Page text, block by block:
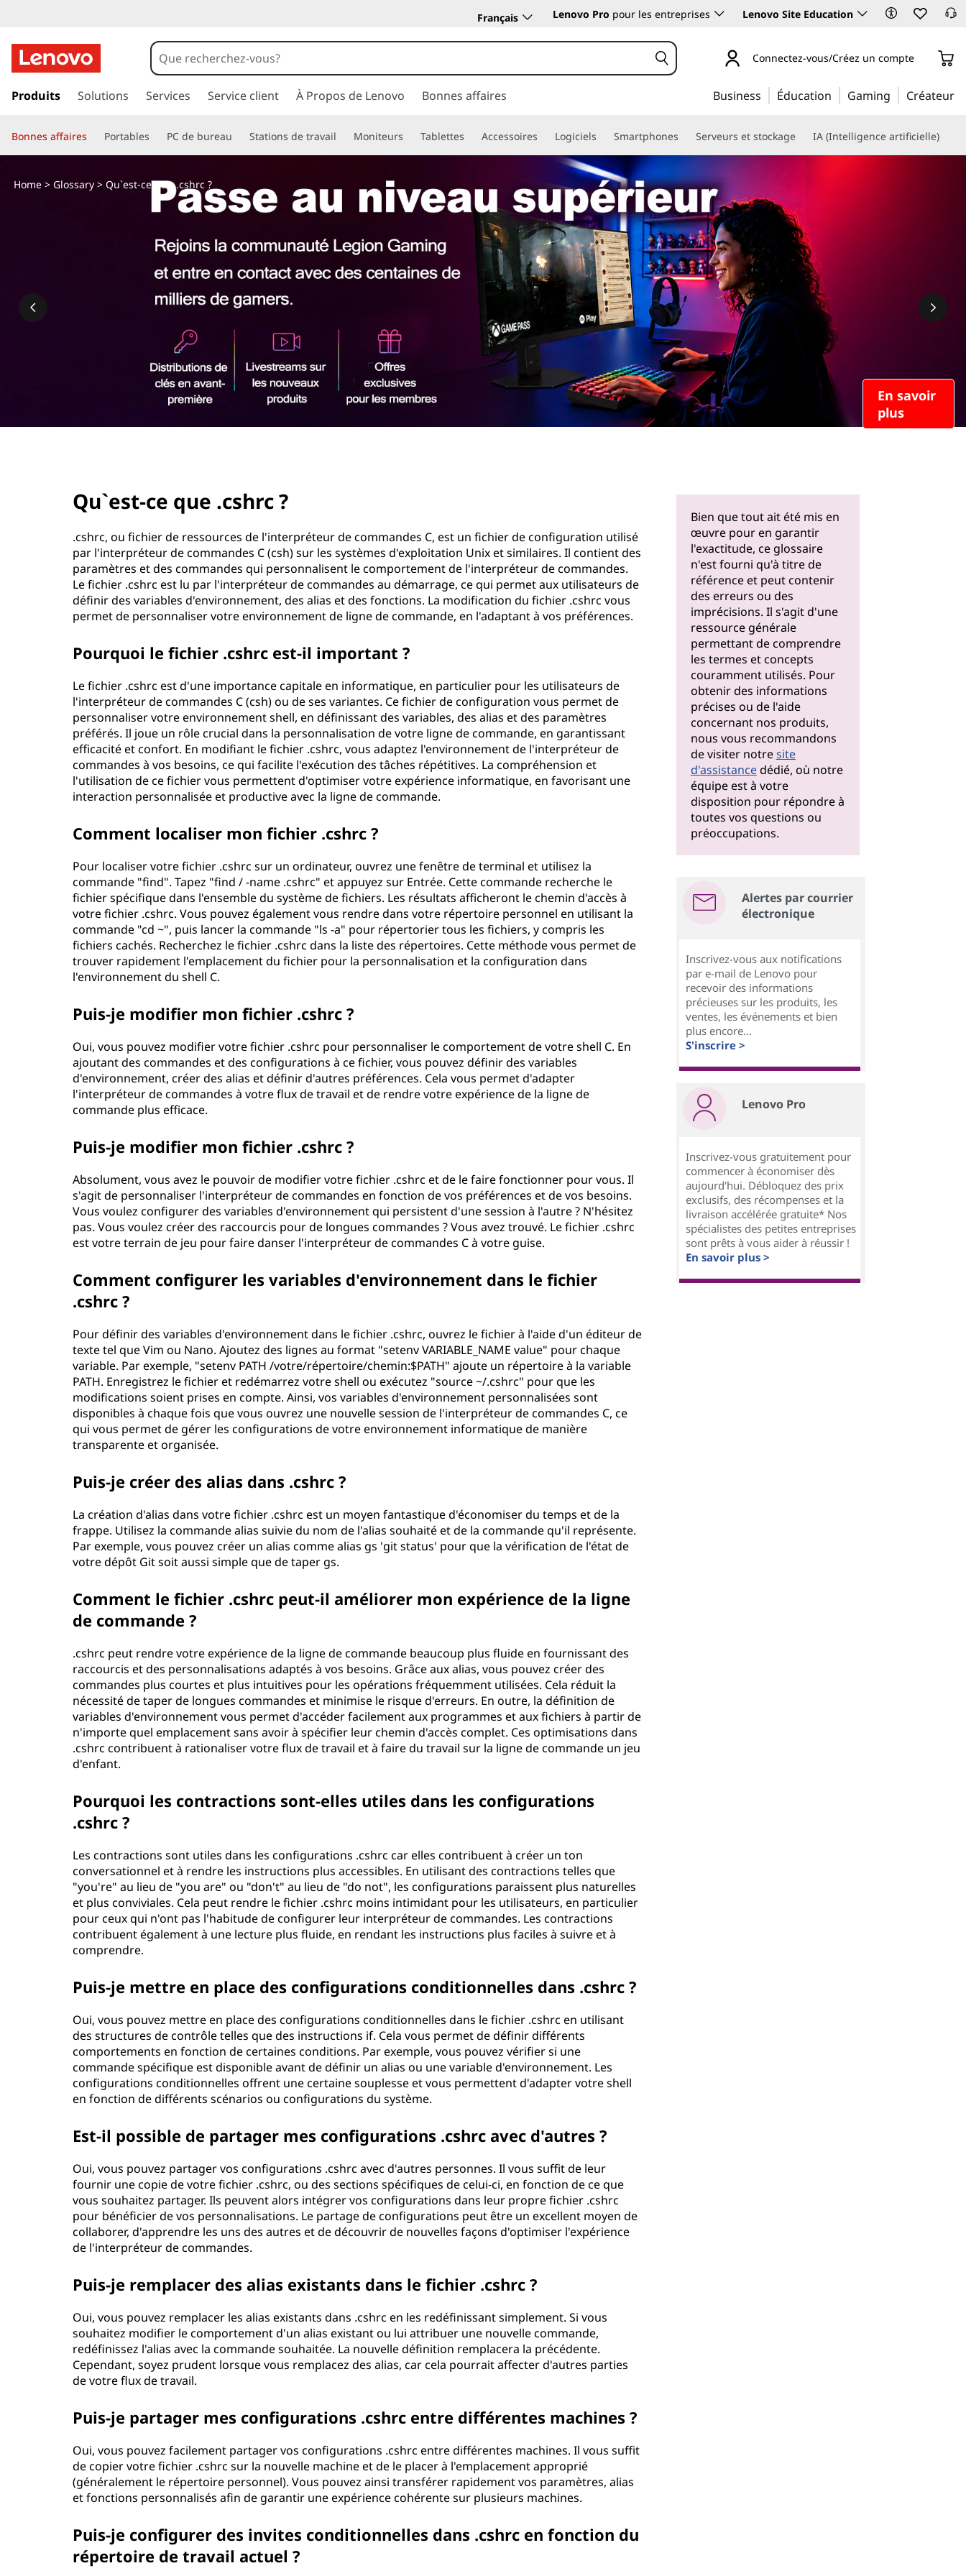
u
e
Français Lenovo Pro pour les entreprises Lenovo Site Education
a
e
r
u
a
Connectez-vous/Créez un compte
Produits Solutions Services Service client À Propos de Lenovo Bonnes affaires Business Éducation Gaming Créateur
Bonnes affaires Portables PC de bureau Stations de travail Moniteurs Tablettes Accessoires Logiciels Smartphones Serveurs et stockage IA (Intelligence artificielle)
En savoir
plus
Home> Glossary> Qu`est-ce que .cshrc ?
Qu`est-ce que .cshrc ?
.cshrc, ou fichier de ressources de l'interpréteur de commandes C, est un fichier de configuration utilisé
par l'interpréteur de commandes C (csh) sur les systèmes d'exploitation Unix et similaires. Il contient des
paramètres et des commandes qui personnalisent le comportement de l'interpréteur de commandes.
Le fichier .cshrc est lu par l'interpréteur de commandes au démarrage, ce qui permet aux utilisateurs de
définir des variables d'environnement, des alias et des fonctions. La modification du fichier .cshrc vous
permet de personnaliser votre environnement de ligne de commande, en l'adaptant à vos préférences.
Pourquoi le fichier .cshrc est-il important ?
Le fichier .cshrc est d'une importance capitale en informatique, en particulier pour les utilisateurs de
l'interpréteur de commandes C (csh) ou de ses variantes. Ce fichier de configuration vous permet de
personnaliser votre environnement shell, en définissant des variables, des alias et des paramètres
préférés. Il joue un rôle crucial dans la personnalisation de votre ligne de commande, en garantissant
efficacité et confort. En modifiant le fichier .cshrc, vous adaptez l'environnement de l'interpréteur de
commandes à vos besoins, ce qui facilite l'exécution des tâches répétitives. La compréhension et
l'utilisation de ce fichier vous permettent d'optimiser votre expérience informatique, en favorisant une
interaction personnalisée et productive avec la ligne de commande.
Comment localiser mon fichier .cshrc ?
Pour localiser votre fichier .cshrc sur un ordinateur, ouvrez une fenêtre de terminal et utilisez la
commande "find". Tapez "find / -name .cshrc" et appuyez sur Entrée. Cette commande recherche le
fichier spécifique dans l'ensemble du système de fichiers. Les résultats afficheront le chemin d'accès à
votre fichier .cshrc. Vous pouvez également vous rendre dans votre répertoire personnel en utilisant la
commande "cd ~", puis lancer la commande "ls -a" pour répertorier tous les fichiers, y compris les
fichiers cachés. Recherchez le fichier .cshrc dans la liste des répertoires. Cette méthode vous permet de
trouver rapidement l'emplacement du fichier pour la personnalisation et la configuration dans
l'environnement du shell C.
Puis-je modifier mon fichier .cshrc ?
Oui, vous pouvez modifier votre fichier .cshrc pour personnaliser le comportement de votre shell C. En
ajoutant des commandes et des configurations à ce fichier, vous pouvez définir des variables
d'environnement, créer des alias et définir d'autres préférences. Cela vous permet d'adapter
l'interpréteur de commandes à votre flux de travail et de rendre votre expérience de la ligne de
commande plus efficace.
Puis-je modifier mon fichier .cshrc ?
Absolument, vous avez le pouvoir de modifier votre fichier .cshrc et de le faire fonctionner pour vous. Il
s'agit de personnaliser l'interpréteur de commandes en fonction de vos préférences et de vos besoins.
Vous voulez configurer des variables d'environnement qui persistent d'une session à l'autre ? N'hésitez
pas. Vous voulez créer des raccourcis pour de longues commandes ? Vous avez trouvé. Le fichier .cshrc
est votre terrain de jeu pour faire danser l'interpréteur de commandes C à votre guise.
Comment configurer les variables d'environnement dans le fichier
.cshrc ?
Pour définir des variables d'environnement dans le fichier .cshrc, ouvrez le fichier à l'aide d'un éditeur de
texte tel que Vim ou Nano. Ajoutez des lignes au format "setenv VARIABLE_NAME value" pour chaque
variable. Par exemple, "setenv PATH /votre/répertoire/chemin:$PATH" ajoute un répertoire à la variable
PATH. Enregistrez le fichier et redémarrez votre shell ou exécutez "source ~/.cshrc" pour que les
modifications soient prises en compte. Ainsi, vos variables d'environnement personnalisées sont
disponibles à chaque fois que vous ouvrez une nouvelle session de l'interpréteur de commandes C, ce
qui vous permet de gérer les configurations de votre environnement informatique de manière
transparente et organisée.
Puis-je créer des alias dans .cshrc ?
La création d'alias dans votre fichier .cshrc est un moyen fantastique d'économiser du temps et de la
frappe. Utilisez la commande alias suivie du nom de l'alias souhaité et de la commande qu'il représente.
Par exemple, vous pouvez créer un alias comme alias gs 'git status' pour que la vérification de l'état de
votre dépôt Git soit aussi simple que de taper gs.
Comment le fichier .cshrc peut-il améliorer mon expérience de la ligne
de commande ?
.cshrc peut rendre votre expérience de la ligne de commande beaucoup plus fluide en fournissant des
raccourcis et des personnalisations adaptés à vos besoins. Grâce aux alias, vous pouvez créer des
commandes plus courtes et plus intuitives pour les opérations fréquemment utilisées. Cela réduit la
nécessité de taper de longues commandes et minimise le risque d'erreurs. En outre, la définition de
variables d'environnement vous permet d'accéder facilement aux programmes et aux fichiers à partir de
n'importe quel emplacement sans avoir à spécifier leur chemin d'accès complet. Ces optimisations dans
.cshrc contribuent à rationaliser votre flux de travail et à faire du travail sur la ligne de commande un jeu
d'enfant.
Pourquoi les contractions sont-elles utiles dans les configurations
.cshrc ?
Les contractions sont utiles dans les configurations .cshrc car elles contribuent à créer un ton
conversationnel et à rendre les instructions plus accessibles. En utilisant des contractions telles que
"you're" au lieu de "you are" ou "don't" au lieu de "do not", les configurations paraissent plus naturelles
et plus conviviales. Cela peut rendre le fichier .cshrc moins intimidant pour les utilisateurs, en particulier
pour ceux qui n'ont pas l'habitude de configurer leur interpréteur de commandes. Les contractions
contribuent également à une lecture plus fluide, en rendant les instructions plus faciles à suivre et à
comprendre.
Puis-je mettre en place des configurations conditionnelles dans .cshrc ?
Oui, vous pouvez mettre en place des configurations conditionnelles dans le fichier .cshrc en utilisant
des structures de contrôle telles que des instructions if. Cela vous permet de définir différents
comportements en fonction de certaines conditions. Par exemple, vous pouvez vérifier si une
commande spécifique est disponible avant de définir un alias ou une variable d'environnement. Les
configurations conditionnelles offrent une certaine souplesse et vous permettent d'adapter votre shell
en fonction de différents scénarios ou configurations du système.
Est-il possible de partager mes configurations .cshrc avec d'autres ?
Oui, vous pouvez partager vos configurations .cshrc avec d'autres personnes. Il vous suffit de leur
fournir une copie de votre fichier .cshrc, ou des sections spécifiques de celui-ci, en fonction de ce que
vous souhaitez partager. Ils peuvent alors intégrer vos configurations dans leur propre fichier .cshrc
pour bénéficier de vos personnalisations. Le partage de configurations peut être un excellent moyen de
collaborer, d'apprendre les uns des autres et de découvrir de nouvelles façons d'optimiser l'expérience
de l'interpréteur de commandes.
Puis-je remplacer des alias existants dans le fichier .cshrc ?
Oui, vous pouvez remplacer les alias existants dans .cshrc en les redéfinissant simplement. Si vous
souhaitez modifier le comportement d'un alias existant ou lui attribuer une nouvelle commande,
redéfinissez l'alias avec la commande souhaitée. La nouvelle définition remplacera la précédente.
Cependant, soyez prudent lorsque vous remplacez des alias, car cela pourrait affecter d'autres parties
de votre flux de travail.
Puis-je partager mes configurations .cshrc entre différentes machines ?
Oui, vous pouvez facilement partager vos configurations .cshrc entre différentes machines. Il vous suffit
de copier votre fichier .cshrc sur la nouvelle machine et de le placer à l'emplacement approprié
(généralement le répertoire personnel). Vous pouvez ainsi transférer rapidement vos paramètres, alias
et fonctions personnalisés afin de garantir une expérience cohérente sur plusieurs machines.
Puis-je configurer des invites conditionnelles dans .cshrc en fonction du
répertoire de travail actuel ?
Bien que tout ait été mis en
œuvre pour en garantir
l'exactitude, ce glossaire
n'est fourni qu'à titre de
référence et peut contenir
des erreurs ou des
imprécisions. Il s'agit d'une
ressource générale
permettant de comprendre
les termes et concepts
couramment utilisés. Pour
obtenir des informations
précises ou de l'aide
concernant nos produits,
nous vous recommandons
de visiter notresite
d'assistancedédié, où notre
équipe est à votre
disposition pour répondre à
toutes vos questions ou
préoccupations.
Alertes par courrier
électronique
Inscrivez-vous aux notifications
par e-mail de Lenovo pour
recevoir des informations
précieuses sur les produits, les
ventes, les événements et bien
plus encore...
S'inscrire >
Lenovo Pro
Inscrivez-vous gratuitement pour
commencer à économiser dès
aujourd'hui. Débloquez des prix
exclusifs, des récompenses et la
livraison accélérée gratuite* Nos
spécialistes des petites entreprises
sont prêts à vous aider à réussir !
En savoir plus >